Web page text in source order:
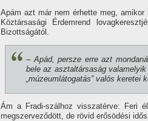
Apám azt már nem érhette meg,
Köztársasági Ér­demrend
Bizottságától.
– Apád, persze erre azt
bele az asztaltársaság
„múzeumlátogatás” valós keretei
Ám a Fradi-szálhoz visszatérve: Feri
megszerveződött, de rö­vid erősödési